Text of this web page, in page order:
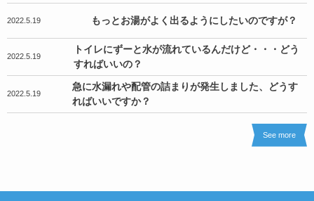
2022.5.19 もっとお湯がよく出るようにしたいのですが？
2022.5.19
トイレにずーと水が流れているんだけど・・・どう
すればいいの？
2022.5.19
急に水漏れや配管の詰まりが発生しました、どうす
ればいいですか？
See more